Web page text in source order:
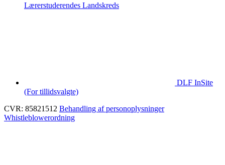
Lærerstuderendes Landskreds
DLF InSite
(For tillidsvalgte)
CVR: 85821512 Behandling af personoplysninger
Whistleblowerordning